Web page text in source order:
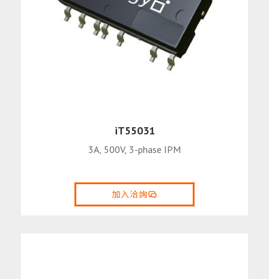
iT55031
3A, 500V, 3-phase IPM
加入洽詢